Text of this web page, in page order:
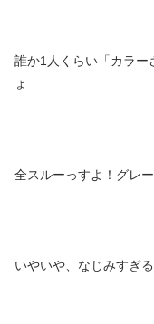
誰か1人くらい「カラー
ょ
全スルーっすよ！グレ
いやいや、なじみすぎ